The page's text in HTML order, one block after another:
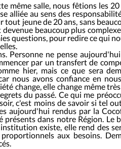
même salle, nous fêtions les
alliée au sens des
jeune de 20 ans, sans
beaucoup plus
questions, pour redire ce qui
Personne ne pense
par un transfert de
hier, mais ce que sera
nous avons confiance en
change, elle change même
du passé. Ce qui me
c'est moins de savoir si tel
aujourd'hui rendus par la
présents dans notre Région.
existe, elle rend des
aux besoins.